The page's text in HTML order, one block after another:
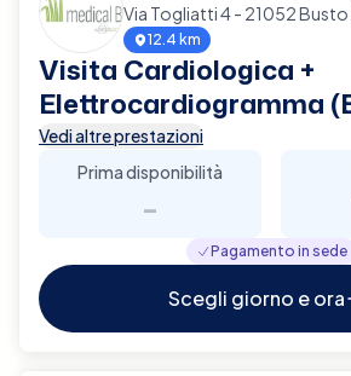
Via Togliatti 4 - 21052 Busto
12.4 km
Visita Cardiologica +
Elettrocardiogramma
Vedi altre prestazioni
Prima disponibilità
-
Pagamento in sede
Scegli giorno e ora